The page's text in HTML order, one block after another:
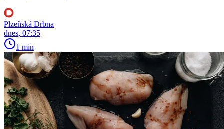
Plzeňská Drbna
dnes, 07:35
1 min